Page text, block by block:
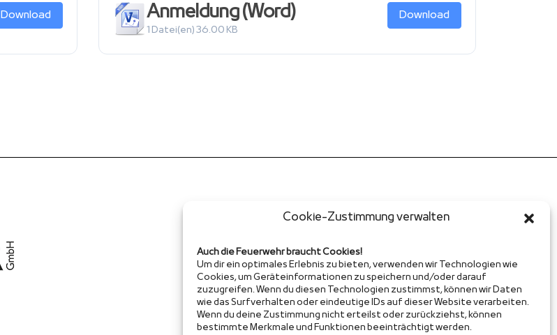
Cookie-Zustimmung verwalten
Auch die Feuerwehr braucht Cookies!
Um dir ein optimales Erlebnis zu bieten, verwenden wir Technologien wie
Cookies, um Geräteinformationen zu speichern und/oder darauf
zuzugreifen. Wenn du diesen Technologien zustimmst, können wir Daten
wie das Surfverhalten oder eindeutige IDs auf dieser Website verarbeiten.
Wenn du deine Zustimmung nicht erteilst oder zurückziehst, können
bestimmte Merkmale und Funktionen beeinträchtigt werden.
Download Anmeldung (Word)
1 Datei(en)36.00 KB
Download